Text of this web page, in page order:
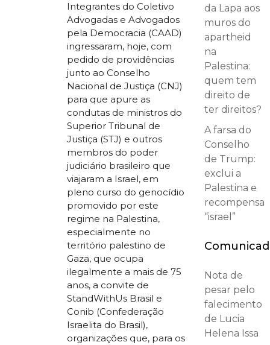
Integrantes do Coletivo
Advogadas e Advogados
pela Democracia (CAAD)
ingressaram, hoje, com
pedido de providências
junto ao Conselho
Nacional de Justiça (CNJ)
para que apure as
condutas de ministros do
Superior Tribunal de
Justiça (STJ) e outros
membros do poder
judiciário brasileiro que
viajaram a Israel, em
pleno curso do genocídio
promovido por este
regime na Palestina,
especialmente no
território palestino de
Gaza, que ocupa
ilegalmente a mais de 75
anos, a convite de
StandWithUs Brasil e
Conib (Confederação
Israelita do Brasil),
organizações que, para os
da Lapa aos
muros do
apartheid
na
Palestina:
quem tem
direito de
ter direitos?
A farsa do
Conselho
de Trump:
exclui a
Palestina e
recompensa
“israel”
Nota de
pesar pelo
falecimento
de Lucia
Helena Issa